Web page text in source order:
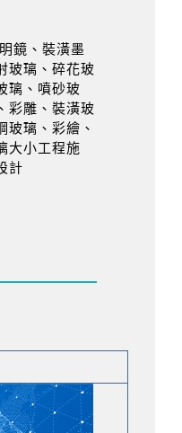
鏡、裝潢墨
玻璃、碎花玻
璃、噴砂玻
彩雕、裝潢玻
玻璃、彩繪、
大小工程施
計